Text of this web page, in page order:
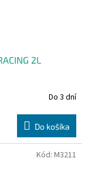
2L
Do 3 dní
Do košíka
Kód: M3211